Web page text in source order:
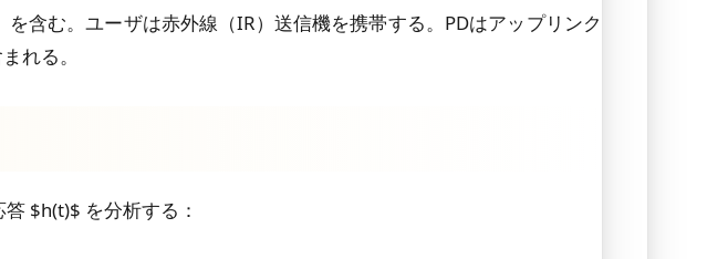
含む。ユーザは赤外線（IR）送信機を携帯する。PDはアップリンク
れる。
$h(t)$ を分析する：